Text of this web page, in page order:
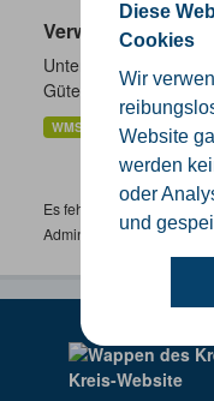
Diese
Cookies
Wir
Website
werden
oder
und
Unterschiedliche
Gütersloh
WMS SHP GeoJSON
Es fehlen spezifische
Administrator unter: